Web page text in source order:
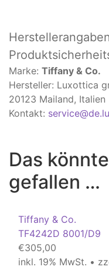
Herstellerangaben
Marke: Tiffany & Co.
Hersteller: Luxottica
20123 Mailand, Italien
Kontakt:
Das
gefallen …
Tiffany & Co.
TF4242D 8001/D9
€305,00
inkl. 19% MwSt. •